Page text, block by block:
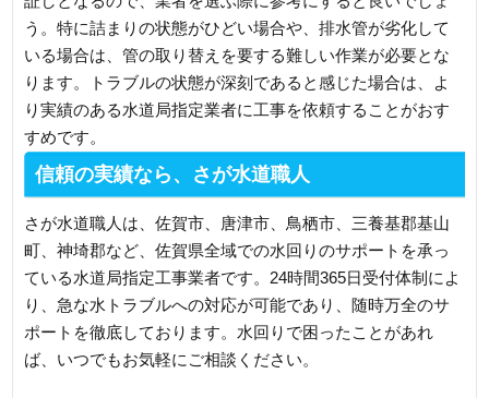
う。特に詰まりの状態がひどい場合や、排水管が劣化して
いる場合は、管の取り替えを要する難しい作業が必要とな
ります。トラブルの状態が深刻であると感じた場合は、よ
り実績のある水道局指定業者に工事を依頼することがおす
すめです。
信頼の実績なら、さが水道職人
さが水道職人は、佐賀市、唐津市、鳥栖市、三養基郡基山
町、神埼郡など、佐賀県全域での水回りのサポートを承っ
ている水道局指定工事業者です。24時間365日受付体制によ
り、急な水トラブルへの対応が可能であり、随時万全のサ
ポートを徹底しております。水回りで困ったことがあれ
ば、いつでもお気軽にご相談ください。